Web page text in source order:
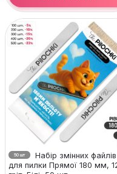
50 шт
Набір змінних файлів
для пилки Прямої 180 мм,